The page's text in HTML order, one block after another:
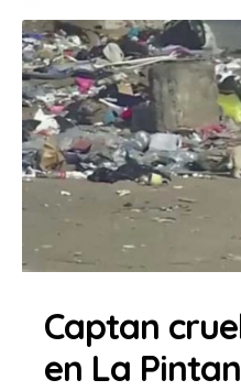
Captan
en La